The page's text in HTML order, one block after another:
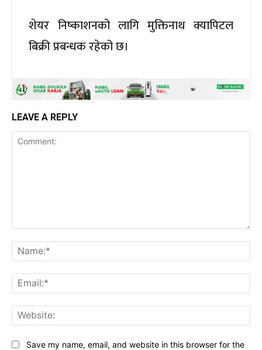
शेयर निष्काशनको लागि मुक्तिनाथ क्यापिटल
बिक्री प्रबन्धक रहेको छ।
LEAVE A REPLY
Save my name, email, and website in this browser for the